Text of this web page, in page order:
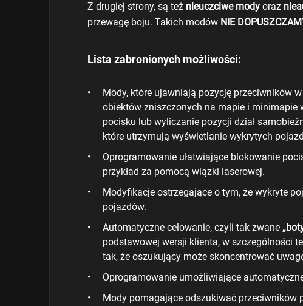
Z drugiej strony, są też nieuczciwe mody oraz
przewagę boju. Takich modów NIE
Lista zabronionych możliwości:
Mody, które ujawniają pozycję przeciwników
obiektów zniszczonych na mapie i minimapie
pocisku lub wyliczanie pozycji dział
które utrzymują wyświetlanie wykrytych
Oprogramowanie ułatwiające blokowanie
przykład za pomocą wiązki laserowej.
Modyfikacje ostrzegające o tym, że wykryte
pojazdów.
Automatyczne celowanie, czyli tak zwane
podstawowej wersji klienta, w szczególności
tak, że oszukujący może skoncentrować
Oprogramowanie umożliwiające
Mody pomagające odszukiwać przeciwników